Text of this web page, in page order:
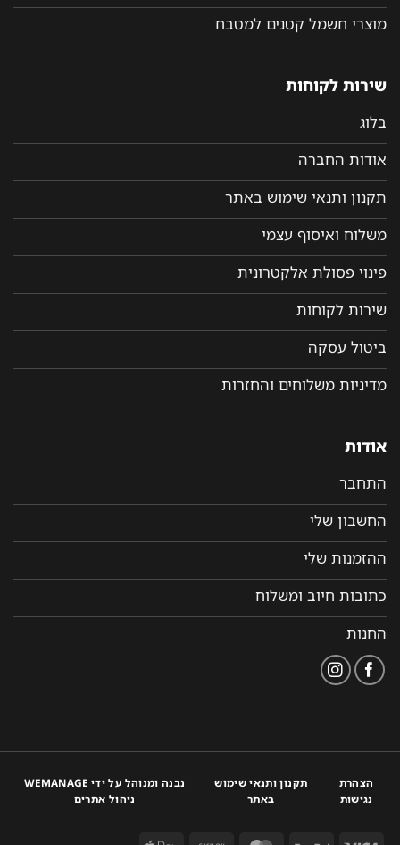
מוצרי חשמל קטנים למטבח
שירות לקוחות
בלוג
אודות החברה
תקנון ותנאי שימוש באתר
משלוח ואיסוף עצמי
פינוי פסולת אלקטרונית
שירות לקוחות
ביטול עסקה
מדיניות משלוחים והחזרות
אודות
התחבר
החשבון שלי
ההזמנות שלי
כתובות חיוב ומשלוח
החנות
הצהרת
נגישות
תקנון ותנאי שימוש
באתר
נבנה ומנוהל על ידי WEMANAGE
ניהול אתרים